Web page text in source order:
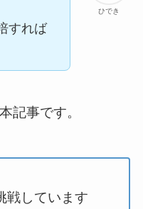
ひでき
すれば
記事です。
戦しています